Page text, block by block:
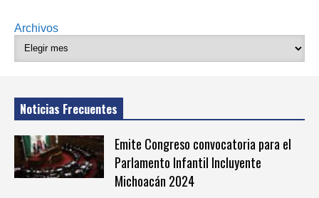
Archivos
Noticias Frecuentes
Emite Congreso convocatoria para el
Parlamento Infantil Incluyente
Michoacán 2024